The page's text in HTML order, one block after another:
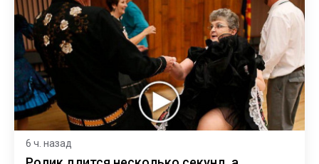
6 ч. назад